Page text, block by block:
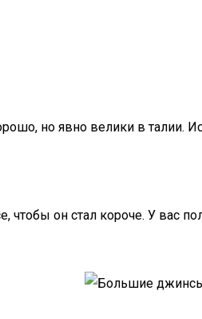
но явно велики в талии.
он стал короче. У вас